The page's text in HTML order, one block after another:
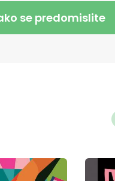
se predomislite